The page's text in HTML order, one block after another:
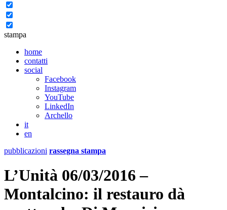
stampa
home
contatti
social
Facebook
Instagram
YouTube
LinkedIn
Archello
it
en
pubblicazioni rassegna stampa
L’Unità 06/03/2016 –
Montalcino: il restauro dà